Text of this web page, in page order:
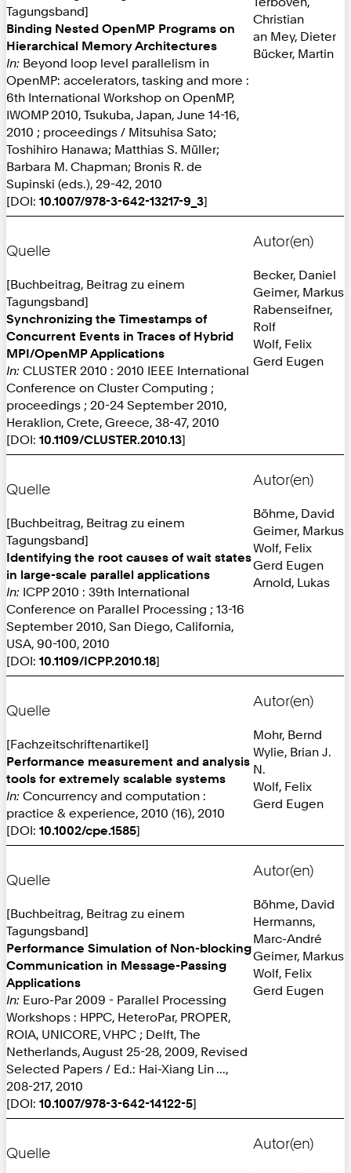
Tagungsband]
Binding Nested OpenMP Programs on
Hierarchical Memory Architectures
In: Beyond loop level parallelism in
OpenMP: accelerators, tasking and more :
6th International Workshop on OpenMP,
IWOMP 2010, Tsukuba, Japan, June 14-16,
2010 ; proceedings / Mitsuhisa Sato;
Toshihiro Hanawa; Matthias S. Müller;
Barbara M. Chapman; Bronis R. de
Supinski (eds.), 29-42, 2010
[DOI: 10.1007/978-3-642-13217-9_3]
Christian
an Mey, Dieter
Bücker, Martin
Quelle
[Buchbeitrag, Beitrag zu einem
Tagungsband]
Synchronizing the Timestamps of
Concurrent Events in Traces of Hybrid
MPI/OpenMP Applications
In: CLUSTER 2010 : 2010 IEEE International
Conference on Cluster Computing ;
proceedings ; 20-24 September 2010,
Heraklion, Crete, Greece, 38-47, 2010
[DOI: 10.1109/CLUSTER.2010.13]
Autor(en)
Becker, Daniel
Geimer, Markus
Rabenseifner,
Rolf
Wolf, Felix
Gerd Eugen
Quelle
[Buchbeitrag, Beitrag zu einem
Tagungsband]
Identifying the root causes of wait states
in large-scale parallel applications
In: ICPP 2010 : 39th International
Conference on Parallel Processing ; 13-16
September 2010, San Diego, California,
USA, 90-100, 2010
[DOI: 10.1109/ICPP.2010.18]
Autor(en)
Böhme, David
Geimer, Markus
Wolf, Felix
Gerd Eugen
Arnold, Lukas
Quelle
[Fachzeitschriftenartikel]
Performance measurement and analysis
tools for extremely scalable systems
In: Concurrency and computation :
practice & experience, 2010 (16), 2010
[DOI: 10.1002/cpe.1585]
Autor(en)
Mohr, Bernd
Wylie, Brian J.
N.
Wolf, Felix
Gerd Eugen
Quelle
[Buchbeitrag, Beitrag zu einem
Tagungsband]
Performance Simulation of Non-blocking
Communication in Message-Passing
Applications
In: Euro-Par 2009 - Parallel Processing
Workshops : HPPC, HeteroPar, PROPER,
ROIA, UNICORE, VHPC ; Delft, The
Netherlands, August 25-28, 2009, Revised
Selected Papers / Ed.: Hai-Xiang Lin ...,
208-217, 2010
[DOI: 10.1007/978-3-642-14122-5]
Autor(en)
Böhme, David
Hermanns,
Marc-André
Geimer, Markus
Wolf, Felix
Gerd Eugen
Quelle
Autor(en)